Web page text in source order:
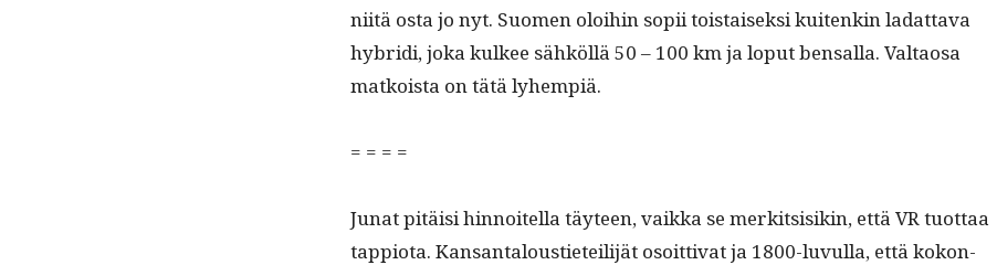
niitä osta jo nyt. Suomen oloi­hin sopii tois­taisek­si kuitenkin ladat­ta­va
hybri­di, joka kul­kee sähköl­lä 50 – 100 km ja lop­ut ben­sal­la. Val­taosa
matkoista on tätä lyhempiä.
= = = =
Junat pitäisi hin­noitel­la täy­teen, vaik­ka se merk­it­sisikin, että VR tuot­taa
tap­pi­o­ta. Kansan­talousti­eteil­i­jät osoit­ti­vat ja 1800-luvul­la, että kokon­